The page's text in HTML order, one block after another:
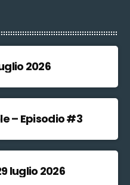
2026
– Episodio #3
luglio 2026